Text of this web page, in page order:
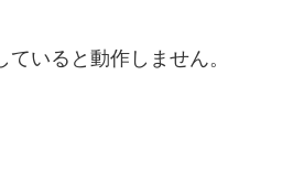
いると動作しません。